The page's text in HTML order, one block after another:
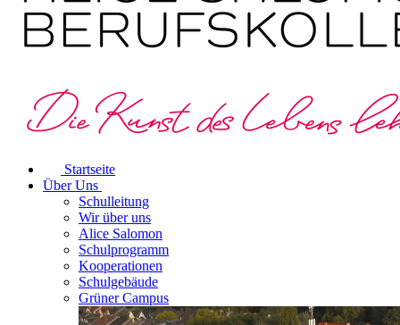
Startseite
Über Uns
Schulleitung
Wir über uns
Alice Salomon
Schulprogramm
Kooperationen
Schulgebäude
Grüner Campus